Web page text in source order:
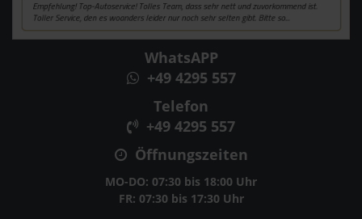
WhatsAPP
+49 4295 557
Telefon
+49 4295 557
Öffnungszeiten
MO-DO: 07:30 bis 18:00 Uhr
FR: 07:30 bis 17:30 Uhr